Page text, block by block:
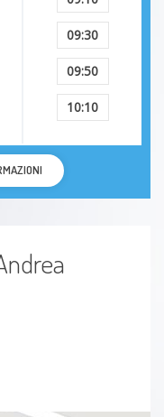
09:30
09:50
10:10